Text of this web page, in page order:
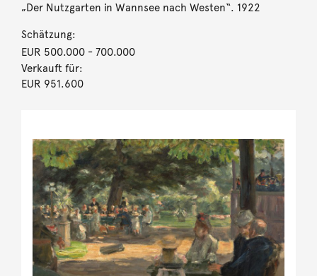
„Der Nutzgarten in Wannsee nach Westen“. 1922
Schätzung:
EUR 500.000- 700.000
Verkauft für:
EUR 951.600